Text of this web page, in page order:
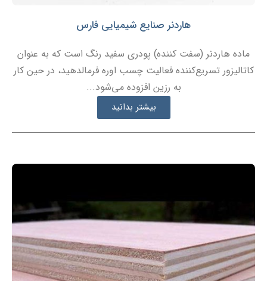
هاردنر صنایع شیمیایی فارس
ماده هاردنر (سفت کننده) پودری سفید رنگ است که به عنوان
کاتالیزور تسریع‌کننده فعالیت چسب اوره فرمالدهید، در حین کار
به رزین افزوده می‌شود...
بیشتر بدانید